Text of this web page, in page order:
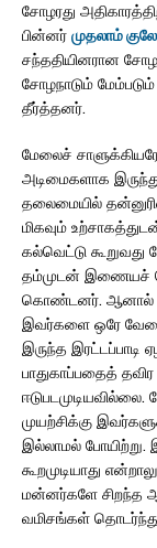
சோழரது
பின்னர்முதலாம்
சந்ததியினரான
சோழநாடும்
தீர்த்தனர்.
மேலைச்
அடிமைகளாக
தலைமையில்
மிகவும்
கல்வெட்டு
தம்முடன் இணையச்
கொண்டனர். ஆனால்
இவர்களை ஒரே
இருந்த
பாதுகாப்பதைத்
முயற்சிக்கு
இல்லாமல் போயிற்று.
கூறமுடியாது
மன்னர்களே சிறந்த
வமிசங்கள்